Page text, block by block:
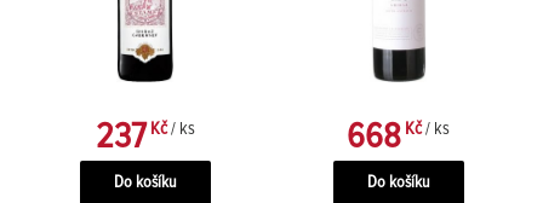
237Kč / ks 668 Kč / ks